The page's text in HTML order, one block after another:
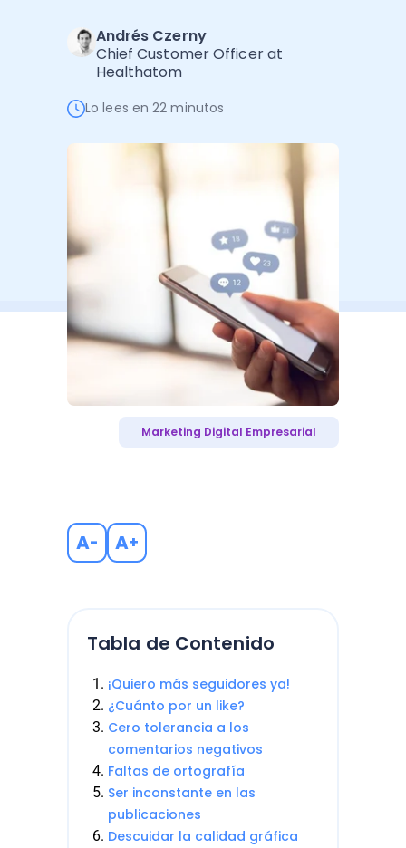
Administración Empresarial
Software Factura y Administración
Autores
Andrés Czerny
Chief Customer Officer at
Healthatom
Lo lees en 22 minutos
Marketing Digital Empresarial
A- A+
Tabla de Contenido
¡Quiero más seguidores ya!
¿Cuánto por un like?
Cero tolerancia a los
comentarios negativos
Faltas de ortografía
Ser inconstante en las
publicaciones
Descuidar la calidad gráfica